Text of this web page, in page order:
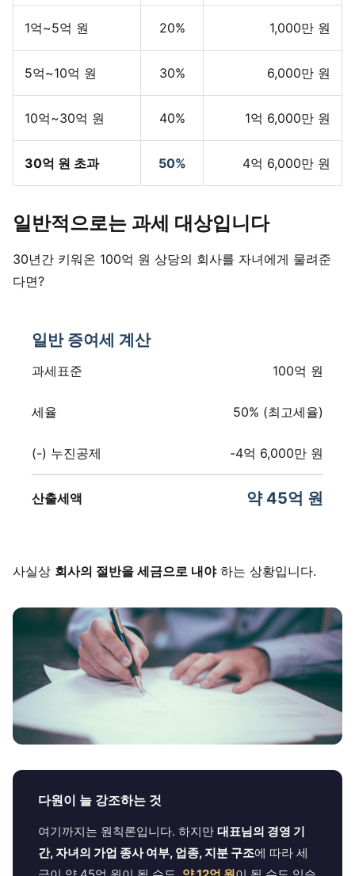
1억~5억 원 20% 1,000만 원
5억~10억 원 30% 6,000만 원
10억~30억 원 40% 1억 6,000만 원
30억 원 초과 50% 4억 6,000만 원
일반적으로는 과세 대상입니다
30년간 키워온 100억 원 상당의 회사를 자녀에게 물려준
다면?
일반 증여세 계산
과세표준 100억 원
세율 50% (최고세율)
(-) 누진공제 -4억 6,000만 원
산출세액 약 45억 원
사실상 회사의 절반을 세금으로 내야하는 상황입니다.
다원이 늘 강조하는 것
여기까지는 원칙론입니다. 하지만 대표님의 경영 기
간, 자녀의 가업 종사 여부, 업종, 지분 구조에 따라 세